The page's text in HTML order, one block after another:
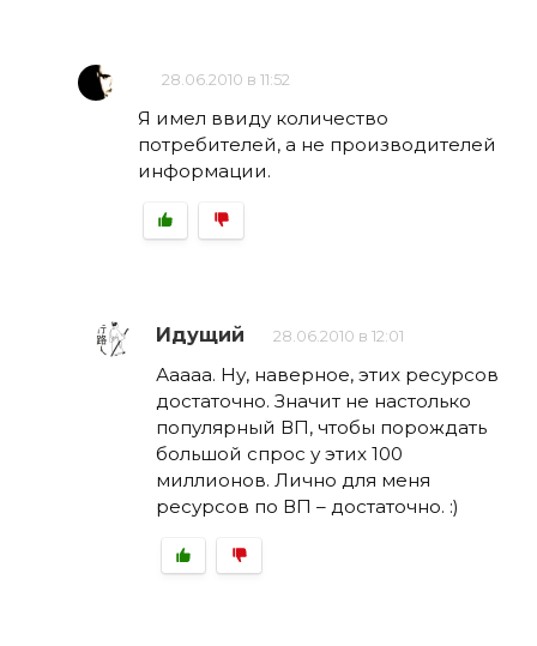
28.06.2010 в 11:52
Я имел ввиду количество
потребителей, а не производителей
информации.
Идущий 28.06.2010 в 12:01
Ааааа. Ну, наверное, этих ресурсов
достаточно. Значит не настолько
популярный ВП, чтобы порождать
большой спрос у этих 100
миллионов. Лично для меня
ресурсов по ВП – достаточно. :)